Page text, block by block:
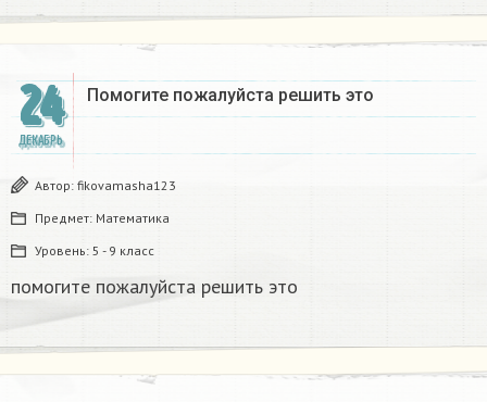
24
ДЕКАБРЬ
Помогите пожалуйста решить это
Автор: fikovamasha123
Предмет: Математика
Уровень: 5 - 9 класс
помогите пожалуйста решить это